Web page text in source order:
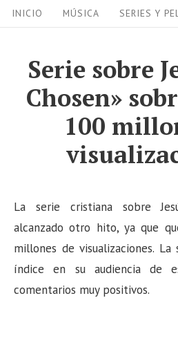
k
i
INICIO MÚSICA SERIES Y
Serie sobre
Chosen»
100
La serie cristiana sobre
alcanzado otro hito, ya que
millones de visualizaciones.
índice en su audiencia de
comentarios muy positivos.